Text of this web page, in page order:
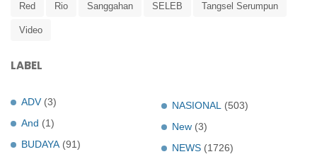
Red Rio Sanggahan SELEB Tangsel Serumpun
Video
LABEL
ADV (3)
And (1)
BUDAYA (91)
NASIONAL
(503)
New (3)
NEWS (1726)